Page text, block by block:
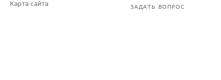
Карта сайта
ЗАДАТЬ ВОПРОС